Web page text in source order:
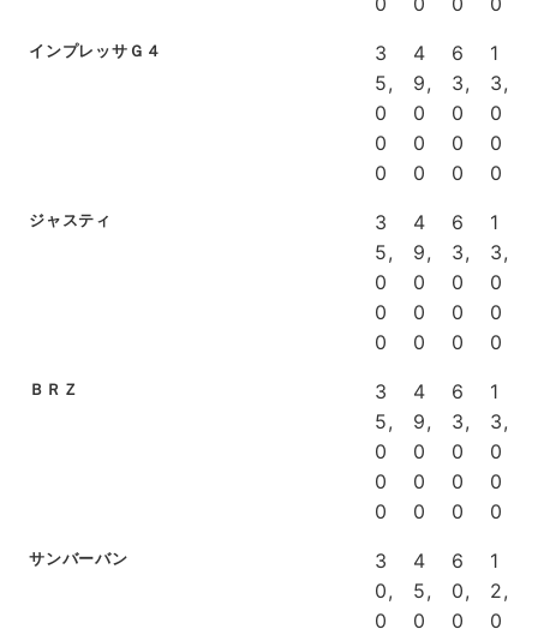
インプレッサＧ４
3
5,
0
0
0
4
9,
0
0
0
6
3,
0
0
0
1
3,
0
0
0
ジャスティ
3
5,
0
0
0
4
9,
0
0
0
6
3,
0
0
0
1
3,
0
0
0
ＢＲＺ
3
5,
0
0
0
4
9,
0
0
0
6
3,
0
0
0
1
3,
0
0
0
サンバーバン
3
0,
0
4
5,
0
6
0,
0
1
2,
0